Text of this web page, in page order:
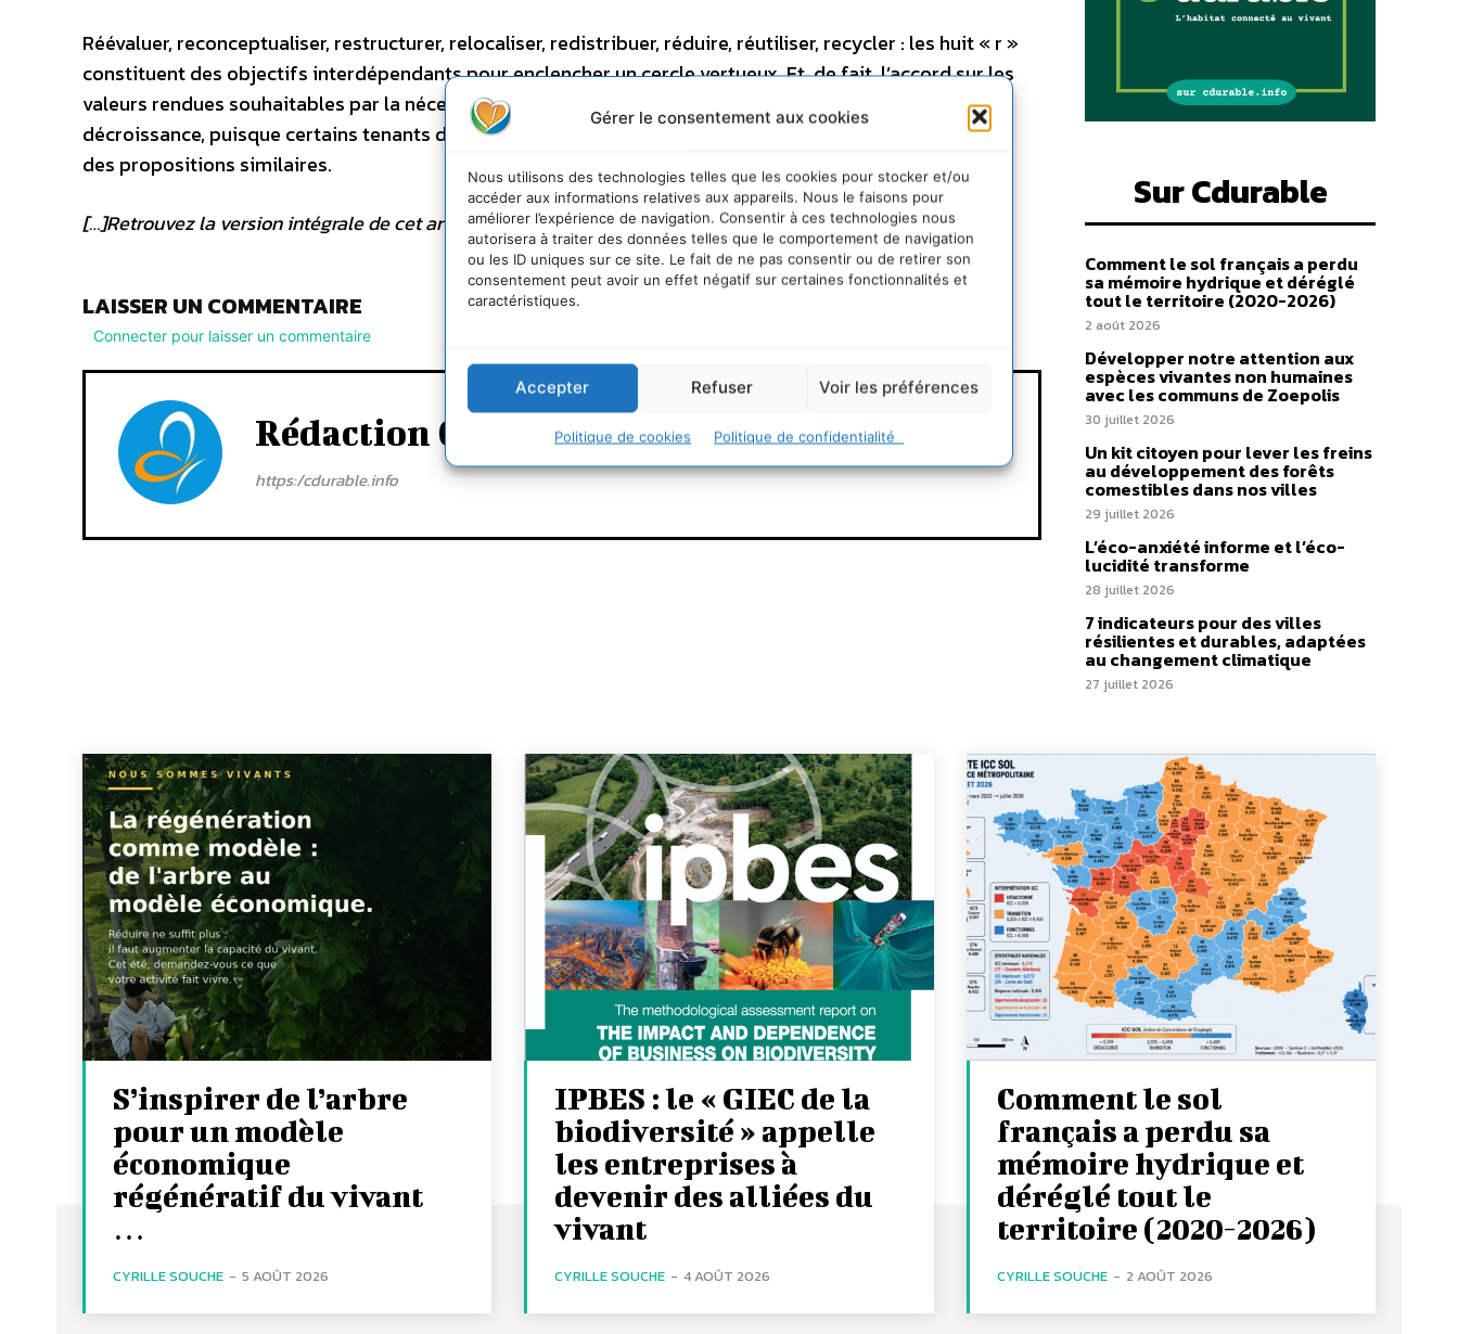
Gérer le consentement aux cookies
Nous utilisons des technologies telles que les cookies pour stocker et/ou
accéder aux informations relatives aux appareils. Nous le faisons pour
améliorer l’expérience de navigation. Consentir à ces technologies nous
autorisera à traiter des données telles que le comportement de navigation
ou les ID uniques sur ce site. Le fait de ne pas consentir ou de retirer son
consentement peut avoir un effet négatif sur certaines fonctionnalités et
caractéristiques.
Accepter Refuser Voir les préférences
Politique de cookies Politique de confidentialité
Réévaluer, reconceptualiser, restructurer, relocaliser, redistribuer, réduire, réutiliser, recycler : les huit « r »
constituent des objectifs interdépendants pour enclencher un cercle vertueux. Et, de fait, l’accord sur les
valeurs rendues souhaitables par la nécessaire « réévaluation » va bien au-delà des partisans de la
décroissance, puisque certains tenants du développement durable ou du développement alternatif font
des propositions similaires.
[…]Retrouvez la version intégrale de cet article dans Le Monde diplomatique actuellement en kiosque.
LAISSER UN COMMENTAIRE
Connecter pour laisser un commentaire
Rédaction Cdurable
https:/cdurable.info
Sur Cdurable
Comment le sol français a perdu
sa mémoire hydrique et déréglé
tout le territoire (2020-2026)
2 août 2026
Développer notre attention aux
espèces vivantes non humaines
avec les communs de Zoepolis
30 juillet 2026
Un kit citoyen pour lever les freins
au développement des forêts
comestibles dans nos villes
29 juillet 2026
L’éco-anxiété informe et l’éco-
lucidité transforme
28 juillet 2026
7 indicateurs pour des villes
résilientes et durables, adaptées
au changement climatique
27 juillet 2026
S’inspirer de l’arbre
pour un modèle
économique
régénératif du vivant
…
CYRILLE SOUCHE - 5 AOÛT 2026
IPBES : le « GIEC de la
biodiversité » appelle
les entreprises à
devenir des alliées du
vivant
CYRILLE SOUCHE - 4 AOÛT 2026
Comment le sol
français a perdu sa
mémoire hydrique et
déréglé tout le
territoire (2020-2026)
CYRILLE SOUCHE - 2 AOÛT 2026